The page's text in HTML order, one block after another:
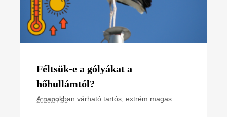
Féltsük-e a gólyákat a
hőhullámtól?
A napokban várható tartós, extrém magas
2026.07.31